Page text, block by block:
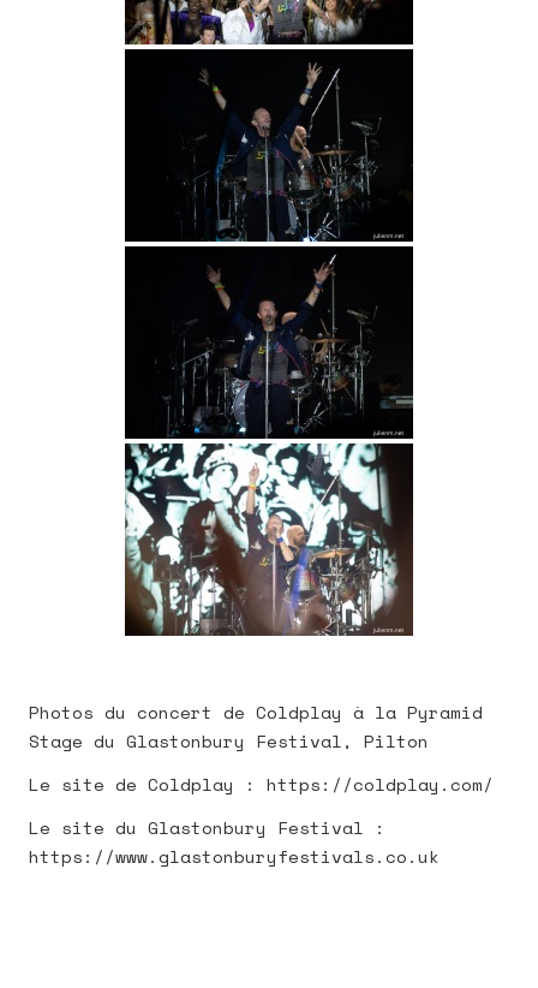
Photos du concert de Coldplay à la Pyramid
Stage du Glastonbury Festival, Pilton
Le site de Coldplay : https://coldplay.com/
Le site du Glastonbury Festival :
https://www.glastonburyfestivals.co.uk